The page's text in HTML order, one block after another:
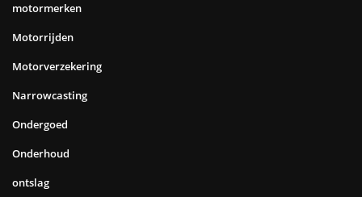
motormerken
Motorrijden
Motorverzekering
Narrowcasting
Ondergoed
Onderhoud
ontslag